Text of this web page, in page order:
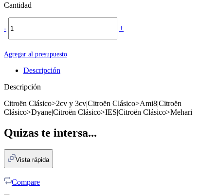
Cantidad
- +
Agregar al presupuesto
Descripción
Descripción
Citroën Clásico>2cv y 3cv|Citroën Clásico>Ami8|Citroën
Clásico>Dyane|Citroën Clásico>IES|Citroën Clásico>Mehari
Quizas te intersa...
Vista rápida
Compare